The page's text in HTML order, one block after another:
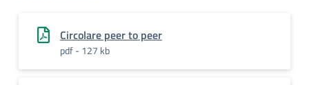
Circolare peer to peer
pdf - 127 kb